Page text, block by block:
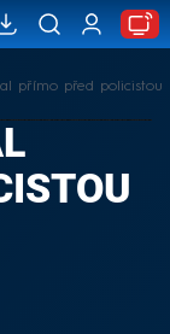
přímo před policistou